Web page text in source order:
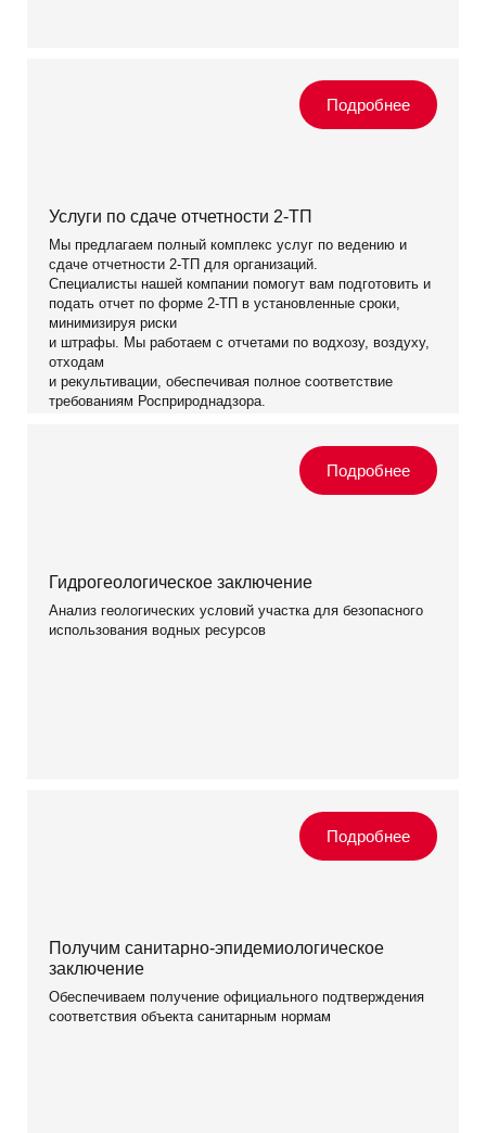
Услуги по сдаче отчетности 2-ТП
Мы предлагаем полный комплекс услуг по ведению и
сдаче отчетности 2-ТП для организаций.
Специалисты нашей компании помогут вам подготовить и
подать отчет по форме 2-ТП в установленные сроки,
минимизируя риски
и штрафы. Мы работаем с отчетами по водхозу, воздуху,
отходам
и рекультивации, обеспечивая полное соответствие
требованиям Росприроднадзора.
Гидрогеологическое заключение
Анализ геологических условий участка для безопасного
использования водных ресурсов
Получим санитарно-эпидемиологическое
заключение
Обеспечиваем получение официального подтверждения
соответствия объекта санитарным нормам